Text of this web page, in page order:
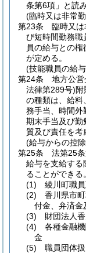
条第6項」と読
(臨時又は非常
第23条
臨時又は
び短時間勤務職
員の給与との
が定める。
(技能職員の給
第24条
地方公
法律第289号)
の種類は、給料
務手当、時間外
期末手当及び勤
質及び責任を考
(給与からの控
第25条
法第25
給与を支給する
ることができる。
(1)
綾川町職
(2)
香川県市
付金、弁済金
(3)
財団法人
(4)
各種金融
金
(5)
職員団体